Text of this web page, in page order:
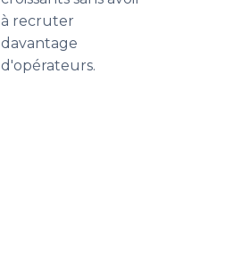
à recruter
davantage
d'opérateurs.